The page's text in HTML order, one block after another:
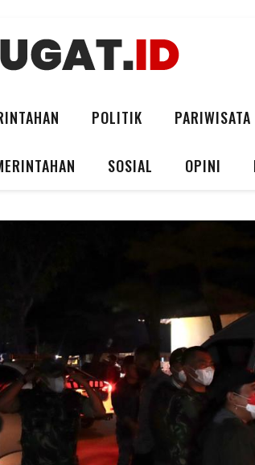
POLITIK PARIWISATA
SOSIAL OPINI